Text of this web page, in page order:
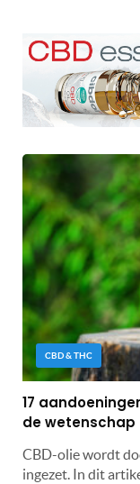
CBD & THC
17
de wetenschap
CBD-olie wordt
ingezet. In dit